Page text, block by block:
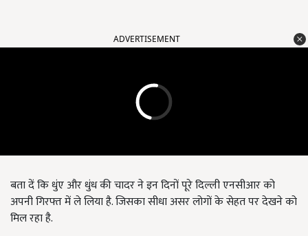
ADVERTISEMENT
बता दें कि धुंए और धुंध की चादर ने इन दिनों पूरे दिल्ली एनसीआर को
अपनी गिरफ्त में ले लिया है. जिसका सीधा असर लोगों के सेहत पर देखने को
मिल रहा है.